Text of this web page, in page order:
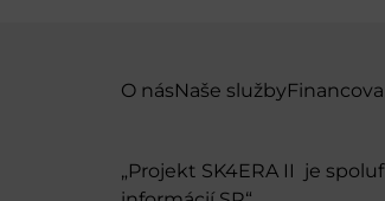
O násNaše služby
„Projekt SK4ERA II je